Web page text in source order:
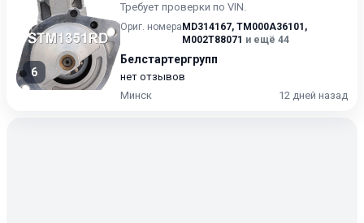
6
Требует проверки по VIN.
Ориг. номера MD314167, TM000A36101 ,
M002T88071 и ещё 44
Белстартергрупп
нет отзывов
Минск
12 дней назад